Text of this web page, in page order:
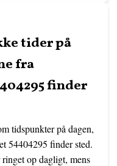
tider på
fra
finder
tidspunkter på dagen,
54404295 finder sted.
op dagligt, mens